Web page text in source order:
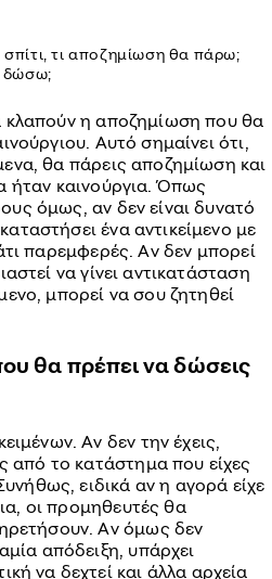
τι αποζημίωση θα πάρω;
δώσω;
κλαπούν η αποζημίωση που θα
Αυτό σημαίνει ότι,
θα πάρεις αποζημίωση και
ήταν καινούργια. Όπως
όμως, αν δεν είναι δυνατό
ένα αντικείμενο με
παρεμφερές. Αν δεν μπορεί
να γίνει αντικατάσταση
μπορεί να σου ζητηθεί
θα πρέπει να δώσεις
Αν δεν την έχεις,
από το κατάστημα που είχες
ειδικά αν η αγορά είχε
οι προμηθευτές θα
Αν όμως δεν
απόδειξη, υπάρχει
να δεχτεί και άλλα αρχεία